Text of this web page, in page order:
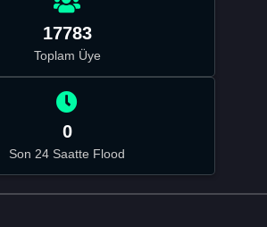
17783
Toplam Üye
0
Son 24 Saatte Flood